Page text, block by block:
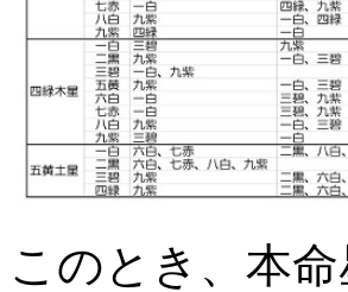
このとき、本